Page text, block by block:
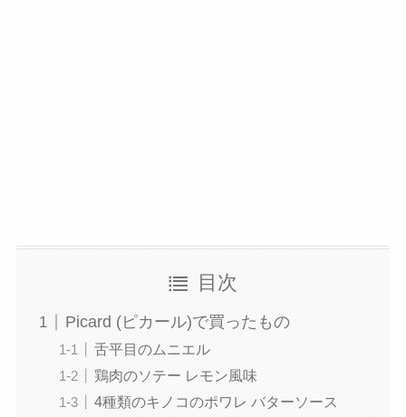
目次
Picard (ピカール)で買ったもの
舌平目のムニエル
鶏肉のソテー レモン風味
4種類のキノコのポワレ バターソース